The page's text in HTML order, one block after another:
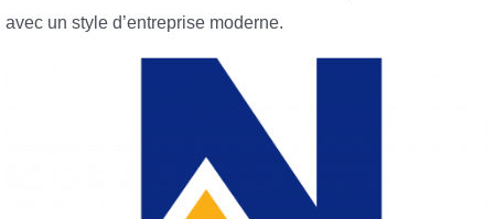
avec un style d’entreprise moderne.